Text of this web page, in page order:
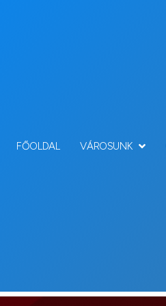
FŐOLDAL VÁROSUNK